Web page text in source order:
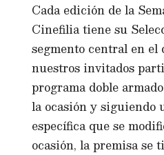
Cada edición de la
Cinefilia tiene su
segmento central en el
nuestros invitados
programa doble
la ocasión y siguiendo
específica que se
ocasión, la premisa se